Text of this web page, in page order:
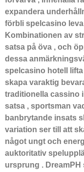
expandera
förbli spelcasino
Kombinationen av
satsa på öva , och
dessa
spelcasino hotell
skapa varaktig
traditionella cassino
satsa , sportsman
banbrytande insats
variation ser till att
något ungt och
auktoritativ
ursprung .